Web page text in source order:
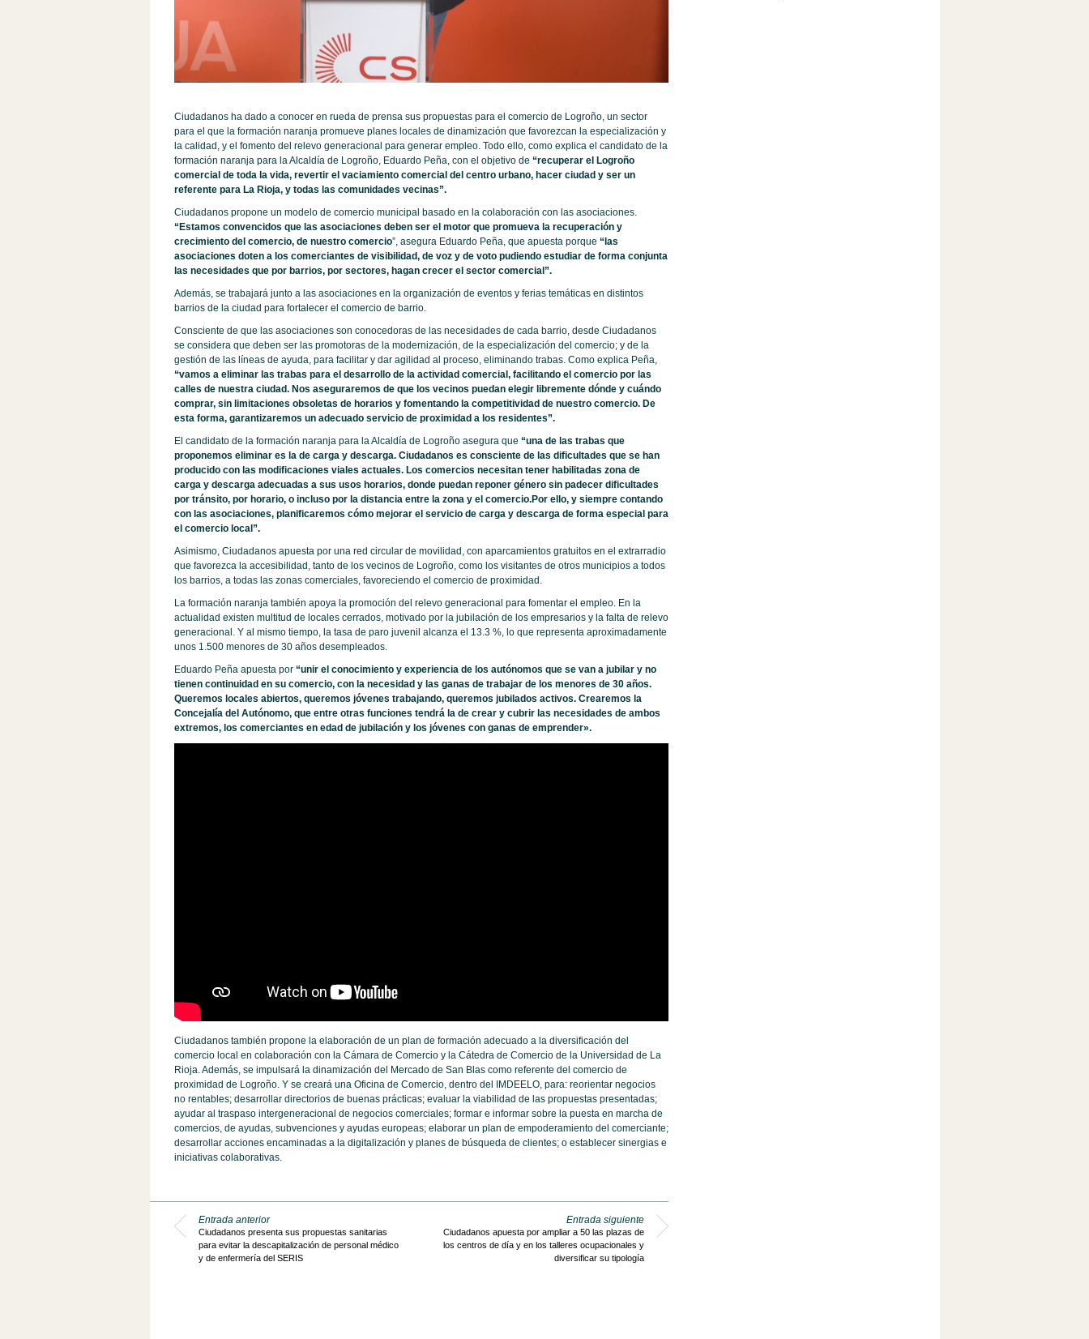
Ciudadanos ha dado a conocer en rueda de prensa sus propuestas para el comercio de Logroño, un sector
para el que la formación naranja promueve planes locales de dinamización que favorezcan la especialización y
la calidad, y el fomento del relevo generacional para generar empleo. Todo ello, como explica el candidato de la
formación naranja para la Alcaldía de Logroño, Eduardo Peña, con el objetivo de “recuperar el Logroño
comercial de toda la vida, revertir el vaciamiento comercial del centro urbano, hacer ciudad y ser un
referente para La Rioja, y todas las comunidades vecinas”.
Ciudadanos propone un modelo de comercio municipal basado en la colaboración con las asociaciones.
“Estamos convencidos que las asociaciones deben ser el motor que promueva la recuperación y
crecimiento del comercio, de nuestro comercio”, asegura Eduardo Peña, que apuesta porque “las
asociaciones doten a los comerciantes de visibilidad, de voz y de voto pudiendo estudiar de forma conjunta
las necesidades que por barrios, por sectores, hagan crecer el sector comercial”.
Además, se trabajará junto a las asociaciones en la organización de eventos y ferias temáticas en distintos
barrios de la ciudad para fortalecer el comercio de barrio.
Consciente de que las asociaciones son conocedoras de las necesidades de cada barrio, desde Ciudadanos
se considera que deben ser las promotoras de la modernización, de la especialización del comercio; y de la
gestión de las líneas de ayuda, para facilitar y dar agilidad al proceso, eliminando trabas. Como explica Peña,
“vamos a eliminar las trabas para el desarrollo de la actividad comercial, facilitando el comercio por las
calles de nuestra ciudad. Nos aseguraremos de que los vecinos puedan elegir libremente dónde y cuándo
comprar, sin limitaciones obsoletas de horarios y fomentando la competitividad de nuestro comercio. De
esta forma, garantizaremos un adecuado servicio de proximidad a los residentes”.
El candidato de la formación naranja para la Alcaldía de Logroño asegura que “una de las trabas que
proponemos eliminar es la de carga y descarga. Ciudadanos es consciente de las dificultades que se han
producido con las modificaciones viales actuales. Los comercios necesitan tener habilitadas zona de
carga y descarga adecuadas a sus usos horarios, donde puedan reponer género sin padecer dificultades
por tránsito, por horario, o incluso por la distancia entre la zona y el comercio.Por ello, y siempre contando
con las asociaciones, planificaremos cómo mejorar el servicio de carga y descarga de forma especial para
el comercio local”.
Asimismo, Ciudadanos apuesta por una red circular de movilidad, con aparcamientos gratuitos en el extrarradio
que favorezca la accesibilidad, tanto de los vecinos de Logroño, como los visitantes de otros municipios a todos
los barrios, a todas las zonas comerciales, favoreciendo el comercio de proximidad.
La formación naranja también apoya la promoción del relevo generacional para fomentar el empleo. En la
actualidad existen multitud de locales cerrados, motivado por la jubilación de los empresarios y la falta de relevo
generacional. Y al mismo tiempo, la tasa de paro juvenil alcanza el 13.3 %, lo que representa aproximadamente
unos 1.500 menores de 30 años desempleados.
Eduardo Peña apuesta por “unir el conocimiento y experiencia de los autónomos que se van a jubilar y no
tienen continuidad en su comercio, con la necesidad y las ganas de trabajar de los menores de 30 años.
Queremos locales abiertos, queremos jóvenes trabajando, queremos jubilados activos. Crearemos la
Concejalía del Autónomo, que entre otras funciones tendrá la de crear y cubrir las necesidades de ambos
extremos, los comerciantes en edad de jubilación y los jóvenes con ganas de emprender».
Ciudadanos también propone la elaboración de un plan de formación adecuado a la diversificación del
comercio local en colaboración con la Cámara de Comercio y la Cátedra de Comercio de la Universidad de La
Rioja. Además, se impulsará la dinamización del Mercado de San Blas como referente del comercio de
proximidad de Logroño. Y se creará una Oficina de Comercio, dentro del IMDEELO, para: reorientar negocios
no rentables; desarrollar directorios de buenas prácticas; evaluar la viabilidad de las propuestas presentadas;
ayudar al traspaso intergeneracional de negocios comerciales; formar e informar sobre la puesta en marcha de
comercios, de ayudas, subvenciones y ayudas europeas; elaborar un plan de empoderamiento del comerciante;
desarrollar acciones encaminadas a la digitalización y planes de búsqueda de clientes; o establecer sinergias e
iniciativas colaborativas.
Entrada anterior
Ciudadanos presenta sus propuestas sanitarias
para evitar la descapitalización de personal médico
y de enfermería del SERIS
Entrada siguiente
Ciudadanos apuesta por ampliar a 50 las plazas de
los centros de día y en los talleres ocupacionales y
diversificar su tipología